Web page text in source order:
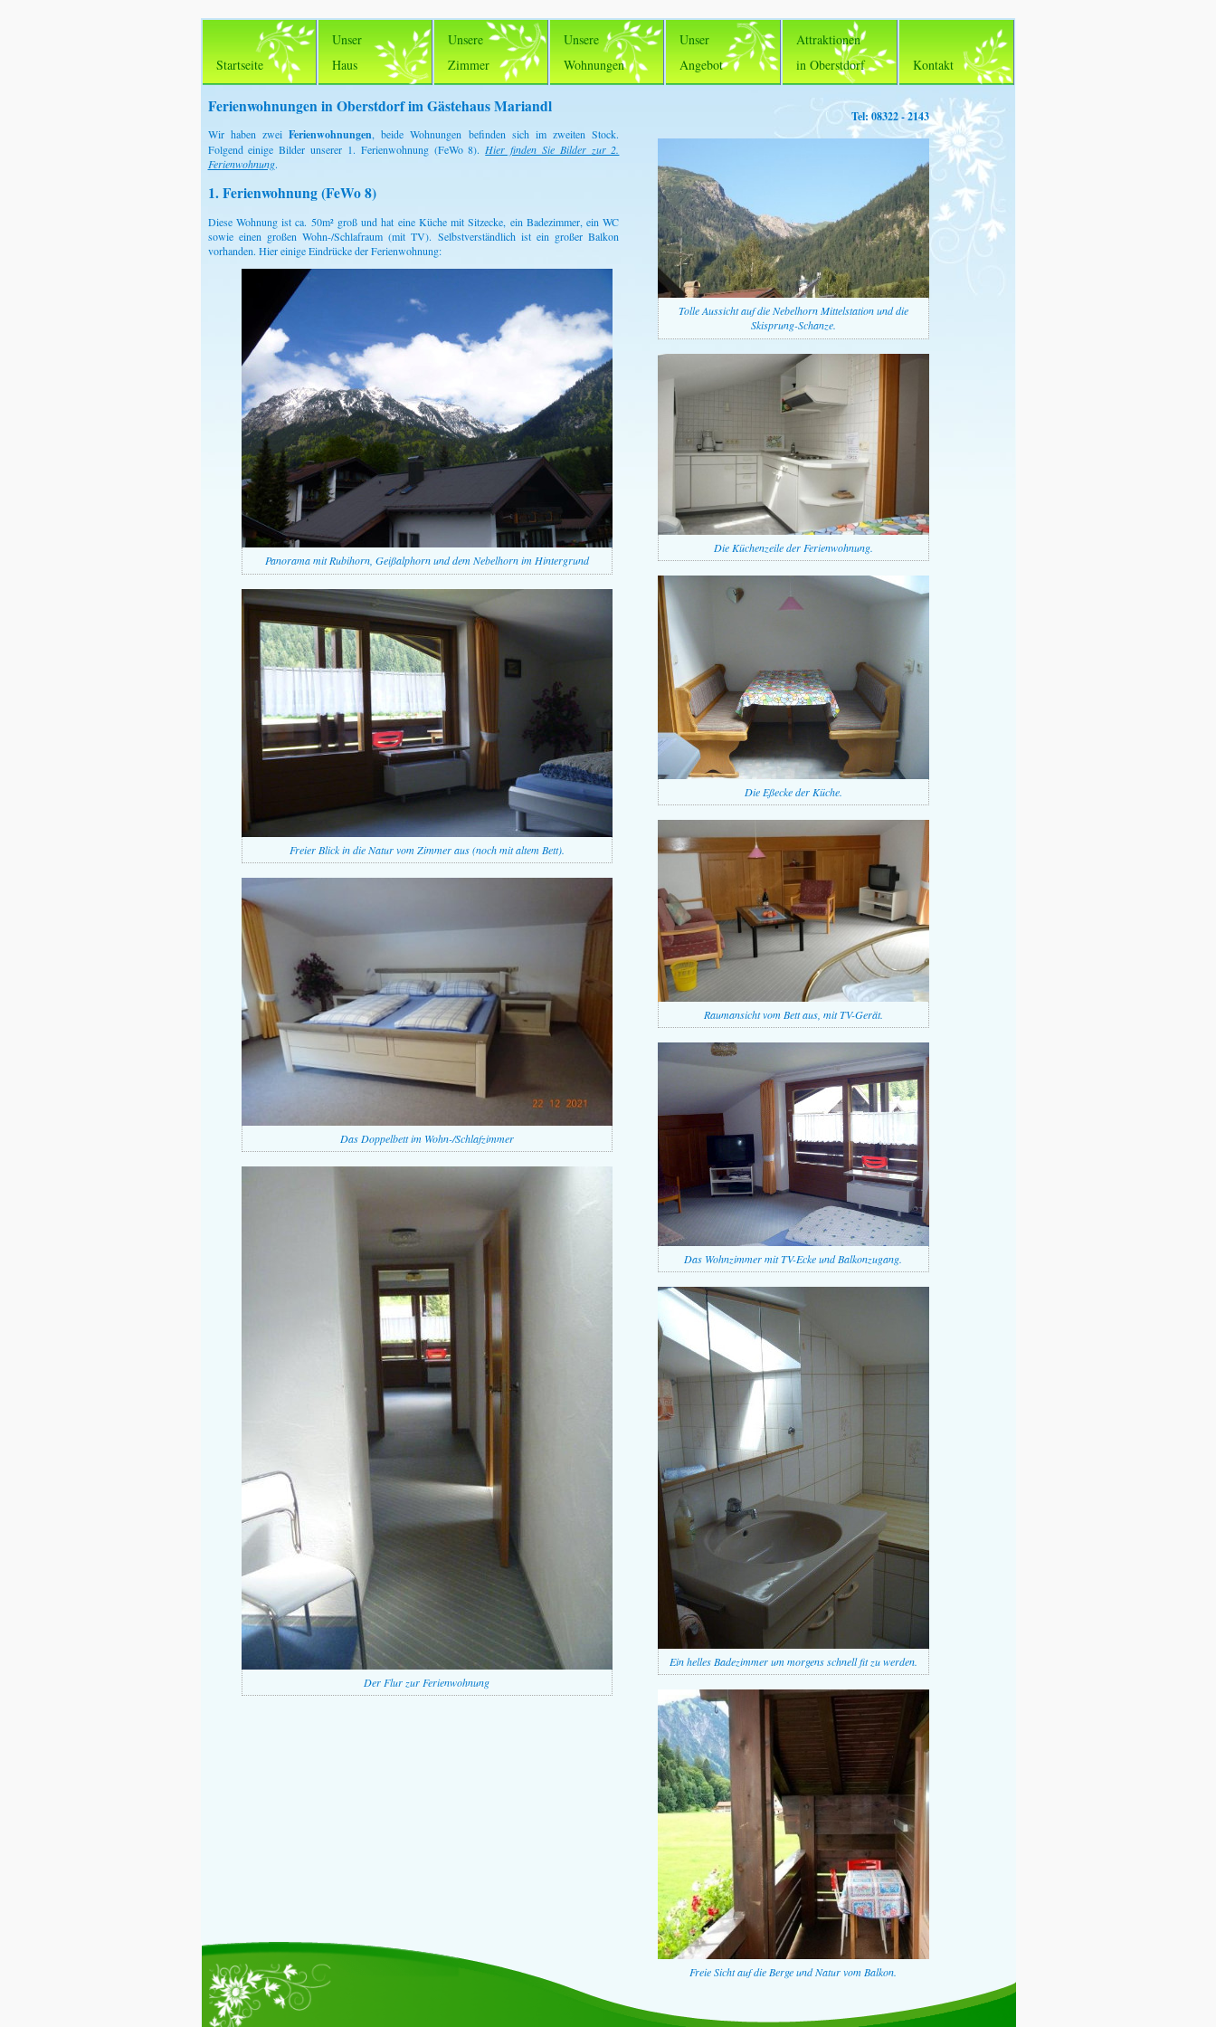
Startseite
Unser
Haus
Unsere
Zimmer
Unsere
Wohnungen
Unser
Angebot
Attraktionen
in Oberstdorf
Kontakt
Ferienwohnungen in Oberstdorf im Gästehaus Mariandl
Wir haben zweiFerienwohnungen, beide Wohnungen befinden sich im zweiten Stock.
Folgend einige Bilder unserer 1. Ferienwohnung (FeWo 8).Hier finden Sie Bilder zur 2.
Ferienwohnung.
1. Ferienwohnung (FeWo 8)
Diese Wohnung ist ca. 50m² groß und hat eine Küche mit Sitzecke, ein Badezimmer, ein WC
sowie einen großen Wohn-/Schlafraum (mit TV). Selbstverständlich ist ein großer Balkon
vorhanden. Hier einige Eindrücke der Ferienwohnung:
Panorama mit Rubihorn, Geißalphorn und dem Nebelhorn im Hintergrund
Freier Blick in die Natur vom Zimmer aus (noch mit altem Bett).
Das Doppelbett im Wohn-/Schlafzimmer
Der Flur zur Ferienwohnung
Tel: 08322 - 2143
Tolle Aussicht auf die Nebelhorn Mittelstation und die
Skisprung-Schanze.
Die Küchenzeile der Ferienwohnung.
Die Eßecke der Küche.
Raumansicht vom Bett aus, mit TV-Gerät.
Das Wohnzimmer mit TV-Ecke und Balkonzugang.
Ein helles Badezimmer um morgens schnell fit zu werden.
Freie Sicht auf die Berge und Natur vom Balkon.